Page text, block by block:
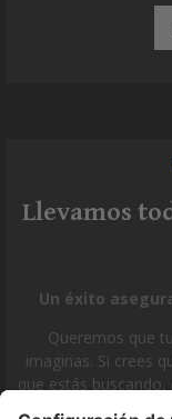
Llevamos
Un éxito
Queremos que
imaginas. Si crees
que estás
que